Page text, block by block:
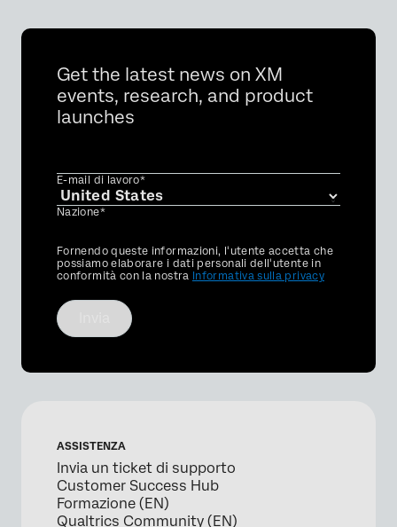
Get the latest news on XM
events, research, and product
launches
E-mail di lavoro*
Nazione*
Privacy
Optin
Fornendo queste informazioni, l'utente accetta che
possiamo elaborare i dati personali dell'utente in
conformità con la nostra Informativa sulla privacy
ASSISTENZA
Invia un ticket di supporto
Customer Success Hub
Formazione (EN)
Qualtrics Community (EN)